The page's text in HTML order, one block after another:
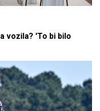
vozila? 'To bi bilo